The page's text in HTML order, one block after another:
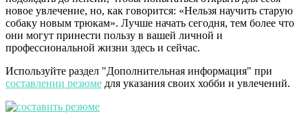
новое увлечение, но, как говорится: «Нельзя научить старую
собаку новым трюкам». Лучше начать сегодня, тем более что
они могут принести пользу в вашей личной и
профессиональной жизни здесь и сейчас.
Используйте раздел "Дополнительная информация" при
составлении резюме для указания своих хобби и увлечений.